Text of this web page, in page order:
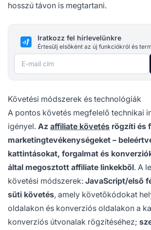
hosszú távon is megtartani.
Iratkozz fel hírlevelünkre
Értesülj elsőként az új funkciókról és
E-mail cím
Követési módszerek és technológiák
A pontos követés megfelelő technikai
igényel. Az affiliate követés rögzíti és
marketingtevékenységeket –
kattintásokat, forgalmat és
által megosztott affiliate linkekből. A
követési módszerek: JavaScript/első
süti követés, amely követőkódokat
oldalakon és konverziós oldalakon a
konverziós útvonalak rögzítéséhez;